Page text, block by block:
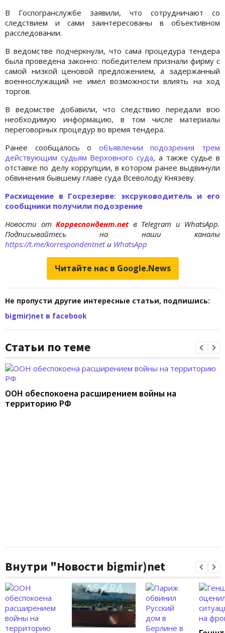
В Госпогранслужбе заявили, что сотрудничают со
следствием и сами заинтересованы в объективном
расследовании.
В ведомстве подчеркнули, что сама процедура тендера
была проведена законно: победителем признали фирму с
самой низкой ценовой предложением, а задержанный
военнослужащий не имел возможности влиять на ход
торгов.
В ведомстве добавили, что следствию передали всю
необходимую информацию, в том числе материалы
переговорных процедур во время тендера.
Ранее сообщалось о объявлении подозрения трем
действующим судьям Верховного суда, а также судье в
отставке по делу коррупции, в котором ранее выдвинули
обвинения бывшему главе суда Всеволоду Князеву.
Расхищение в Госрезерве: эксруководитель и его
сообщники получили подозрение
Новости отКорреспондент.net в Telegram и WhatsApp.
Подписывайтесь на наши каналы
https://t.me/korrespondentnetи WhatsApp
Читайте нас в Google.News
Не пропусти другие интересные статьи, подпишись:
bigmir)net в facebook
Статьи по теме
ООН обеспокоена расширением войны на
территорию РФ
Внутри "Новости bigmir)net